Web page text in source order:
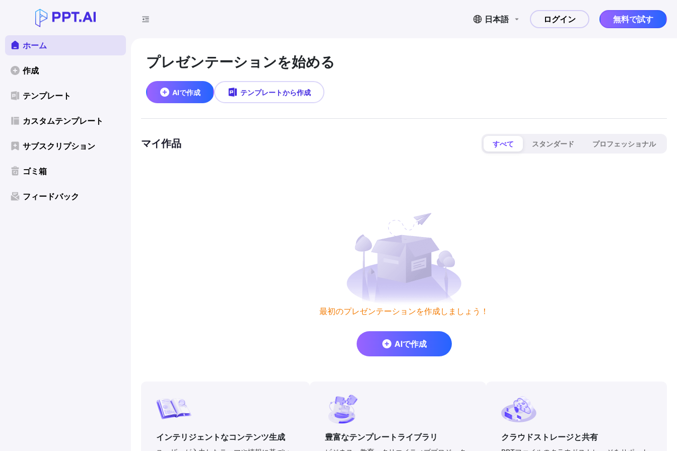
ホーム
作成
テンプレート
カスタムテンプレート
サブスクリプション
ゴミ箱
フィードバック
日本語 ログイン 無料で試す
プレゼンテーションを始める
AIで作成 テンプレートから作成
マイ作品 すべて スタンダード プロフェッショナル
最初のプレゼンテーションを作成しましょう！
AIで作成
インテリジェントなコンテンツ生成 豊富なテンプレートライブラリ クラウドストレージと共有